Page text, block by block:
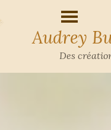
Audrey
Des